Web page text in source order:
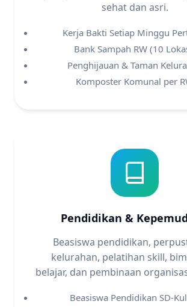
sehat dan asri.
Kerja Bakti Setiap Minggu
Bank Sampah RW (10
Penghijauan & Taman
Komposter Komunal per
Pendidikan &
Beasiswa pendidikan,
kelurahan, pelatihan skill,
belajar, dan pembinaan
Beasiswa Pendidikan SD-